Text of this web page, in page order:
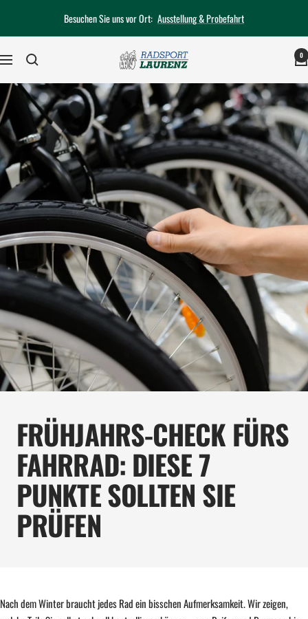
Besuchen Sie uns vor Ort: Ausstellung & Probefahrt
Navigation
Radsport-
0
FRÜHJAHRS-CHECK FÜRS
FAHRRAD: DIESE 7
PUNKTE SOLLTEN SIE
PRÜFEN
Nach dem Winter braucht jedes Rad ein bisschen Aufmerksamkeit. Wir zeigen,